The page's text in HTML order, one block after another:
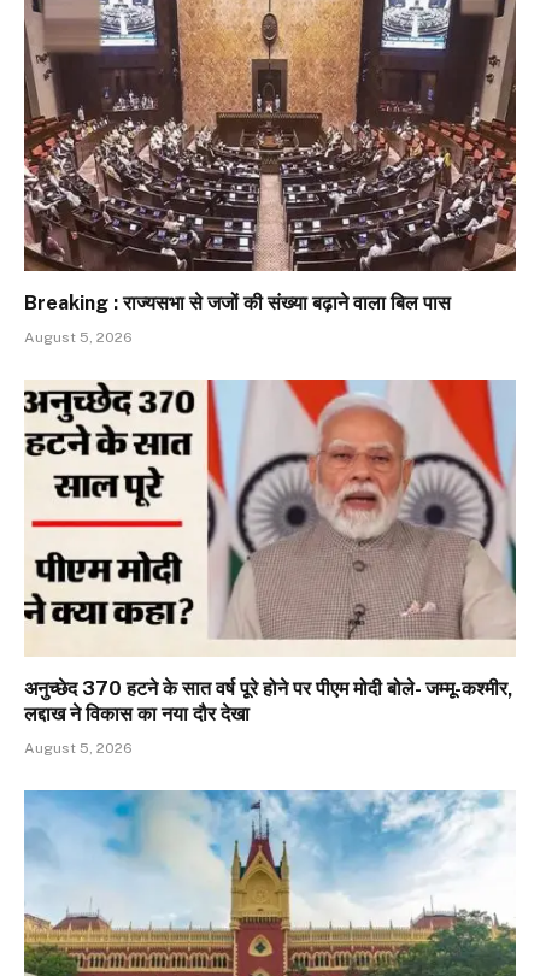
Breaking : राज्यसभा से जजों की संख्या बढ़ाने वाला बिल पास
August 5, 2026
अनुच्छेद 370 हटने के सात वर्ष पूरे होने पर पीएम मोदी बोले- जम्मू-कश्मीर,
लद्दाख ने विकास का नया दौर देखा
August 5, 2026